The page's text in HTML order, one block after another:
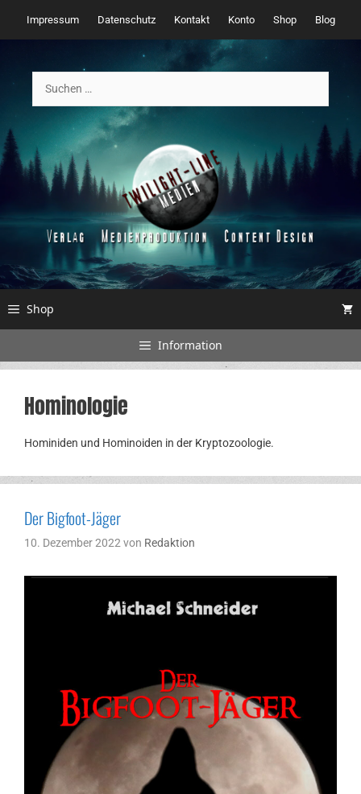
Inhalt
springen
Impressum Datenschutz Kontakt Konto Shop Blog
nach:
Shop
Information
Hominologie
Hominiden und Hominoiden in der Kryptozoologie.
Der Bigfoot-Jäger
10. Dezember 2022von Redaktion